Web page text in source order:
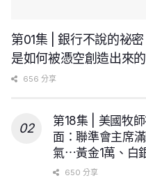
第01集 | 銀行不說的祕
是如何被憑空創造出來的
656 分享
第18集 | 美國牧
面：聯準會主席
氣⋯黃金1萬、白
650 分享